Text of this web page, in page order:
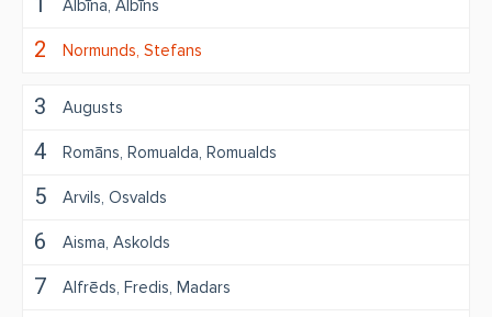
Albīna Albīns
2 Normunds Stefans
3 Augusts
4 Romāns Romualda Romualds
5 Arvils Osvalds
6 Aisma Askolds
7 Alfrēds Fredis Madars